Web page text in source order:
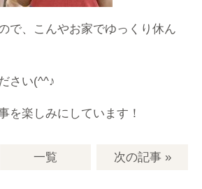
で、こんやお家でゆっくり休ん
さい(^^♪
を楽しみにしています！
一覧 次の記事»